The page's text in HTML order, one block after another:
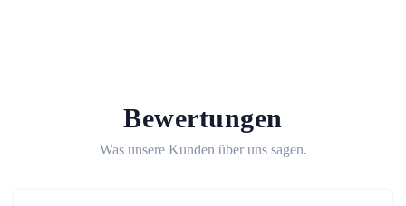
Bewertungen
Was unsere Kunden über uns sagen.